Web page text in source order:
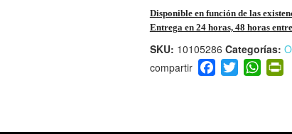
Disponible en función de las
Entrega en 24 horas, 48 horas
SKU: 10105286 Categorías:
F
a
T
wi
W
h
Pr
in